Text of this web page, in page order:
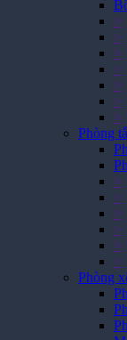
>
>
>
>
>
>
>
Phòng
>
>
>
>
>
>
Phòng